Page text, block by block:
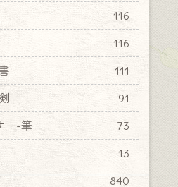
116
116
111
91
ー-筆
73
13
840